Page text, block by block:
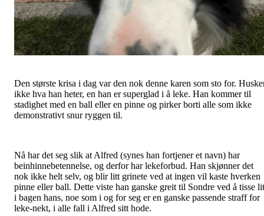
Den største krisa i dag var den nok denne karen som sto for.
ikke hva han heter, en han er superglad i å leke. Han kommer til
stadighet med en ball eller en pinne og pirker borti alle som ikke
demonstrativt snur ryggen til.
Nå har det seg slik at Alfred (synes han fortjener et navn) har
beinhinnebetennelse, og derfor har lekeforbud. Han skjønner det
nok ikke helt selv, og blir litt grinete ved at ingen vil kaste hverken
pinne eller ball. Dette viste han ganske greit til Sondre ved å tisse
i bagen hans, noe som i og for seg er en ganske passende straff for
leke-nekt, i alle fall i Alfred sitt hode.